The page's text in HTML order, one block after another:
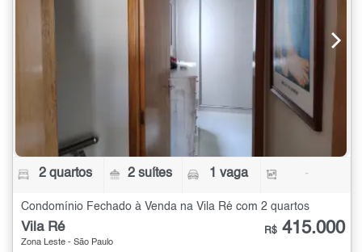
2 quartos 2 suítes 1 vaga -
Condomínio Fechado à Venda na Vila Ré com 2 quartos
Vila Ré
Zona Leste - São Paulo
R$ 415.000